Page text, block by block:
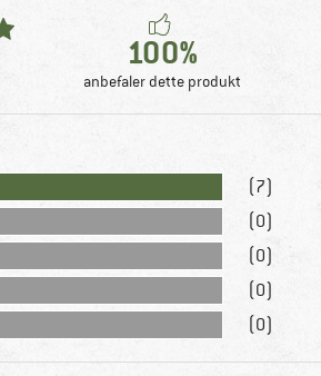
100%
anbefaler dette produkt
(7)
(0)
(0)
(0)
(0)